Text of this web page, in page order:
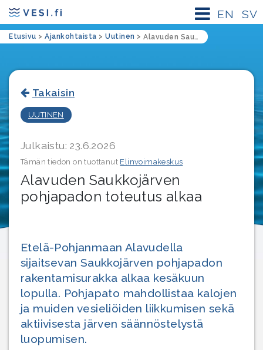
SV
EN
Etusivu > Ajankohtaista > Uutinen > Alavuden Saukkojärven pohjapadon toteutus alkaa
Takaisin
UUTINEN
Julkaistu: 23.6.2026
Tämän tiedon on tuottanut Elinvoimakeskus
Alavuden Saukkojärven
pohjapadon toteutus alkaa
Etelä-Pohjanmaan Alavudella
sijaitsevan Saukkojärven pohjapadon
rakentamisurakka alkaa kesäkuun
lopulla. Pohjapato mahdollistaa kalojen
ja muiden vesieliöiden liikkumisen sekä
aktiivisesta järven säännöstelystä
luopumisen.